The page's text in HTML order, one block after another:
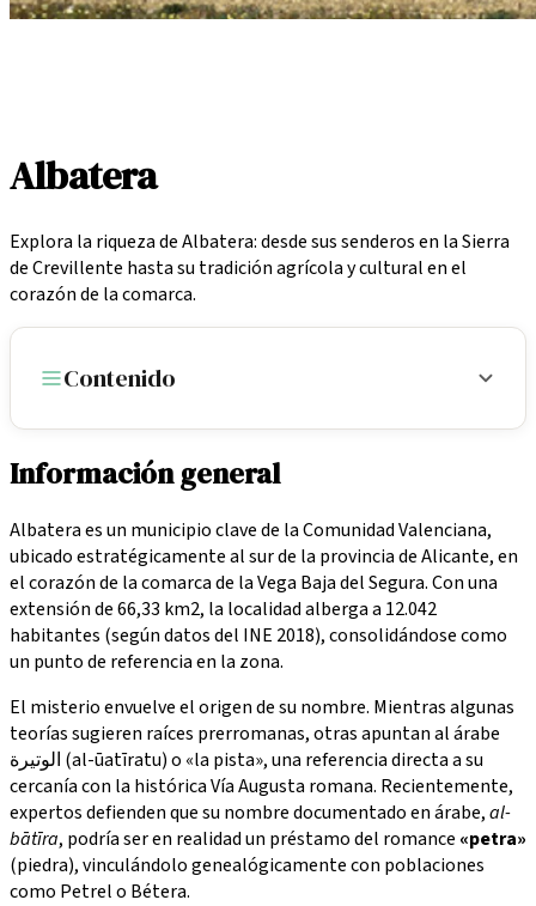
Albatera
Explora la riqueza de Albatera: desde sus senderos en la Sierra
de Crevillente hasta su tradición agrícola y cultural en el
corazón de la comarca.
Contenido
Información general
Albatera es un municipio clave de la Comunidad Valenciana,
ubicado estratégicamente al sur de la provincia de Alicante, en
el corazón de la comarca de la Vega Baja del Segura. Con una
extensión de 66,33 km2, la localidad alberga a 12.042
habitantes (según datos del INE 2018), consolidándose como
un punto de referencia en la zona.
El misterio envuelve el origen de su nombre. Mientras algunas
teorías sugieren raíces prerromanas, otras apuntan al árabe
الوتيرة (al-ūatīratu) o «la pista», una referencia directa a su
cercanía con la histórica Vía Augusta romana. Recientemente,
expertos defienden que su nombre documentado en árabe,al-
bātīra, podría ser en realidad un préstamo del romance «petra»
(piedra), vinculándolo genealógicamente con poblaciones
como Petrel o Bétera.